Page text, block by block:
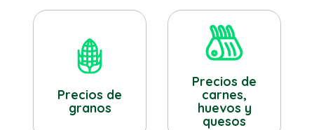
Precios de
granos
Precios de
carnes,
huevos y
quesos